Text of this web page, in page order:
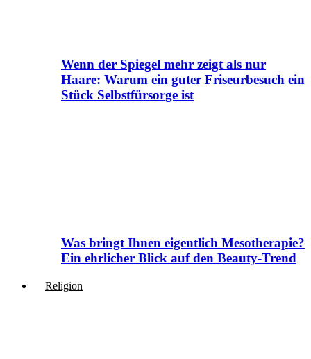
Wenn der Spiegel mehr zeigt als nur
Haare: Warum ein guter Friseurbesuch ein
Stück Selbstfürsorge ist
Was bringt Ihnen eigentlich Mesotherapie?
Ein ehrlicher Blick auf den Beauty-Trend
Religion